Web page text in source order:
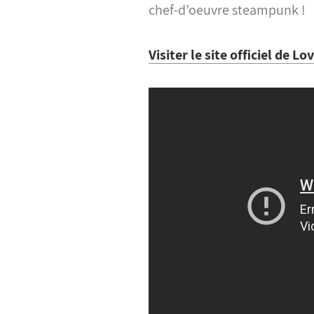
chef-d’oeuvre steampunk !
Visiter le site officiel de